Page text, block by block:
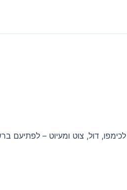
דול, צוט ומעיוט – לפתיעם